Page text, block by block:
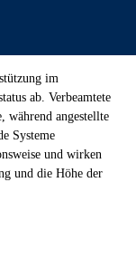
im
ab. Verbeamtete
während angestellte
Systeme
und wirken
und die Höhe der